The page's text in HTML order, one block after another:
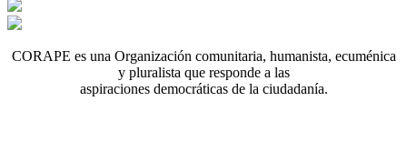
CORAPE es una Organización comunitaria, humanista, ecuménica
y pluralista que responde a las
aspiraciones democráticas de la ciudadanía.